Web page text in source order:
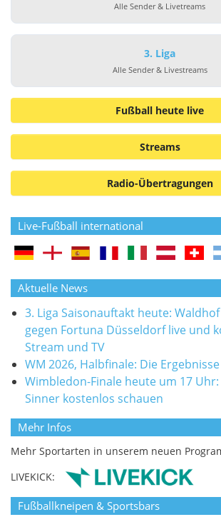
Alle Sender & Livetreams
3. Liga
Alle Sender & Livestreams
Fußball heute live
Streams
Radio-Übertragungen
Live-Fußball international
Aktuelle News
3. Liga Saisonauftakt heute:
gegen Fortuna Düsseldorf live und
Stream und TV
WM 2026, Halbfinale: Die
Wimbledon-Finale heute um 17 Uhr:
Sinner kostenlos schauen
Mehr Infos
Mehr Sportarten in unserem neuen
LIVEKICK:
Fußballkneipen & Sportsbars